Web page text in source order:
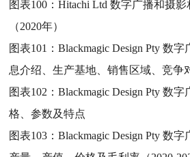
图表100：Hitachi Ltd 数字广播和摄
（2020年）
图表101：Blackmagic Design Pty 数
息介绍、生产基地、销售区域、竞争
图表102：Blackmagic Design Pty 数
格、参数及特点
图表103：Blackmagic Design Pty 数